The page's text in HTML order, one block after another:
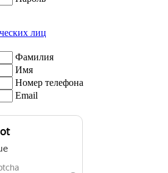
лиц
Фамилия
Имя
Номер телефона
Email
лиц